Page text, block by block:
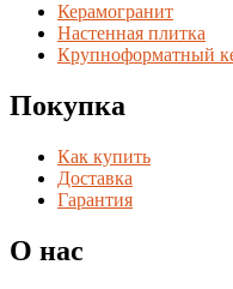
Керамогранит
Настенная плитка
Крупноформатный
Покупка
Как купить
Доставка
Гарантия
О нас